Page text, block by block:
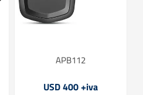
APB112
USD 400 +iva